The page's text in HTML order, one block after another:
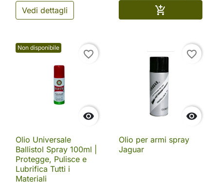
Vedi dettagli 
Non disponibile

favorite_border
Olio Universale
Ballistol Spray 100ml |
Protegge, Pulisce e
Lubrifica Tutti i
Materiali

favorite_border
Olio per armi spray
Jaguar